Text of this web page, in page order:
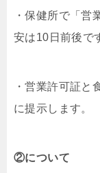
・保健所で「営
安は10日前後で
・営業許可証と
に提示します。
②について